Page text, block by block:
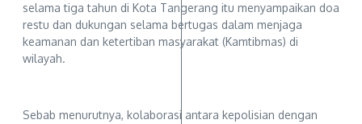
selama tiga tahun di Kota Tangerang itu menyampaikan doa
restu dan dukungan selama bertugas dalam menjaga
keamanan dan ketertiban masyarakat (Kamtibmas) di
wilayah.
Sebab menurutnya, kolaborasi antara kepolisian dengan